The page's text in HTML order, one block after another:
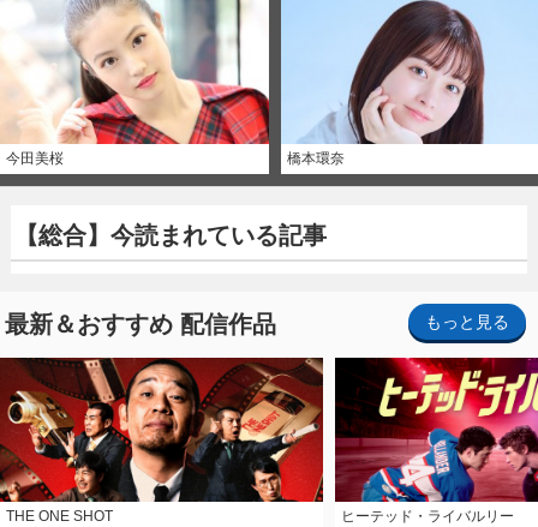
今田美桜 橋本環奈
【総合】今読まれている記事
最新＆おすすめ 配信作品 もっと見る
THE ONE SHOT
ヒーテッド・ライバルリー